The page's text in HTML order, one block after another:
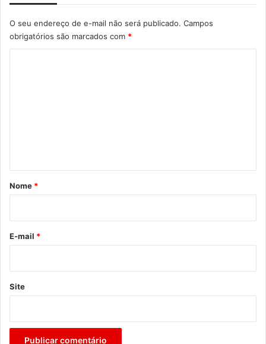
O seu endereço de e-mail não será publicado. Campos
obrigatórios são marcados com *
r
*
Nome *
E-mail *
Site